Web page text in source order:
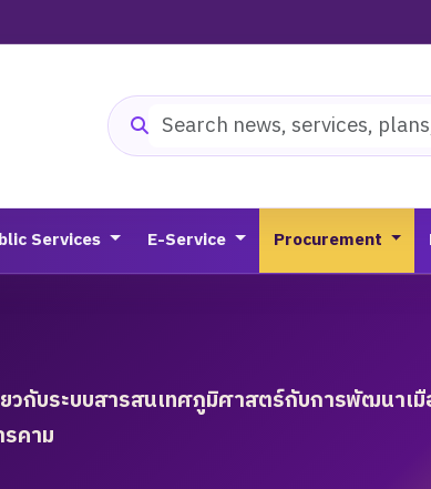
Search website
Services E-Service Procurement
กับระบบสารสนเทศภูมิศาสตร์กับการพัฒนาเมื
คาม